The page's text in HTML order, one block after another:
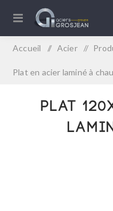
Accueil / Acier /
Plat en acier laminé à
Plat